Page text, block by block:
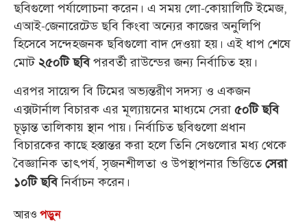
ছবিগুলো পর্যালোচনা করেন। এ সময় লো-কোয়ালিটি ইমেজ,
এআই-জেনারেটেড ছবি কিংবা অন্যের কাজের অনুলিপি
হিসেবে সন্দেহজনক ছবিগুলো বাদ দেওয়া হয়। এই ধাপ শেষে
মোট২৫০টি ছবিপরবর্তী রাউন্ডের জন্য নির্বাচিত হয়।
এরপর সায়েন্স বি টিমের অভ্যন্তরীণ সদস্য ও একজন
এক্সটার্নাল বিচারক এর মূল্যায়নের মাধ্যমে সেরা ৫০টি ছবি
চূড়ান্ত তালিকায় স্থান পায়। নির্বাচিত ছবিগুলো প্রধান
বিচারকের কাছে হস্তান্তর করা হলে তিনি সেগুলোর মধ্য থেকে
বৈজ্ঞানিক তাৎপর্য, সৃজনশীলতা ও উপস্থাপনার ভিত্তিতেসেরা
১০টি ছবিনির্বাচন করেন।
আরও পড়ুন